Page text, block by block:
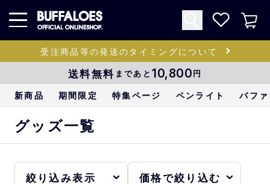
受注商品等の発送のタイミングについて
送料無料 まであと 10,800円
新商品 期間限定 特集ページ ペンライト バフ
グッズ一覧